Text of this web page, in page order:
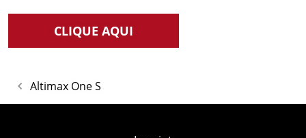
CLIQUE AQUI
Altimax One S